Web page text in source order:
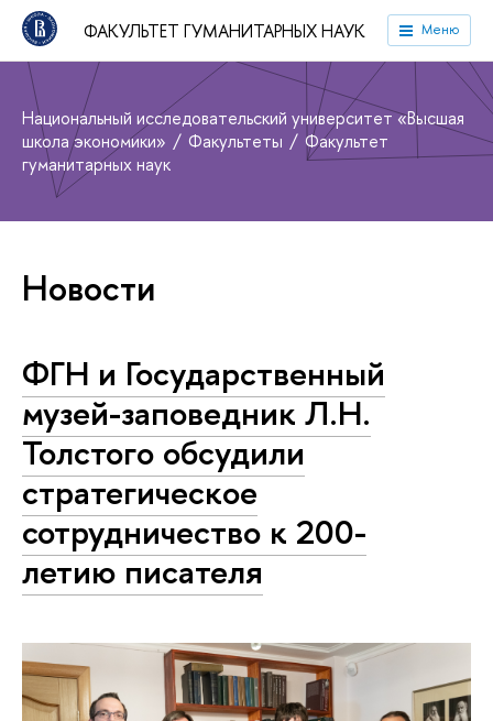
ФАКУЛЬТЕТ ГУМАНИТАРНЫХ НАУК Меню
Национальный исследовательский университет «Высшая
школа экономики»
Факультеты
Факультет
гуманитарных наук
Новости
ФГН и Государственный
музей-заповедник Л.Н.
Толстого обсудили
стратегическое
сотрудничество к 200-
летию писателя